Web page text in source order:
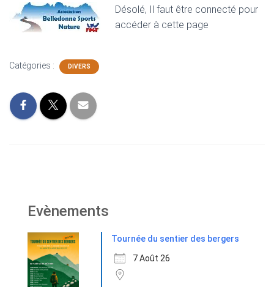
Désolé, Il faut être connecté pour
accéder à cette page
Catégories : DIVERS
Evènements
Tournée du sentier des bergers
7 Août 26